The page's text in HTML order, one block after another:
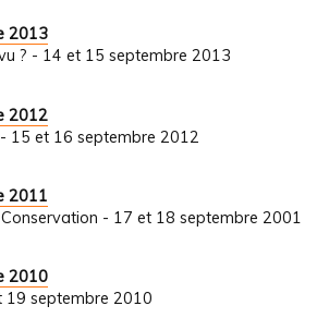
2013
? - 14 et 15 septembre 2013
2012
- 15 et 16 septembre 2012
2011
- 17 et 18 septembre 2001
2010
19 septembre 2010